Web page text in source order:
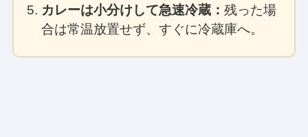
カレーは小分けして急速冷蔵： 残った場
合は常温放置せず、すぐに冷蔵庫へ。